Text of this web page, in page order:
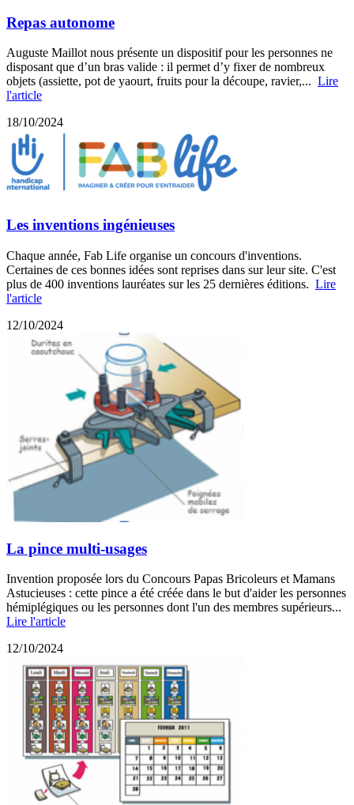
Repas autonome
Auguste Maillot nous présente un dispositif pour les personnes ne
disposant que d’un bras valide : il permet d’y fixer de nombreux
objets (assiette, pot de yaourt, fruits pour la découpe, ravier,... Lire
l'article
18/10/2024
Les inventions ingénieuses
Chaque année, Fab Life organise un concours d'inventions.
Certaines de ces bonnes idées sont reprises dans sur leur site. C'est
plus de 400 inventions lauréates sur les 25 dernières éditions. Lire
l'article
12/10/2024
La pince multi-usages
Invention proposée lors du Concours Papas Bricoleurs et Mamans
Astucieuses : cette pince a été créée dans le but d'aider les personnes
hémiplégiques ou les personnes dont l'un des membres supérieurs...
Lire l'article
12/10/2024